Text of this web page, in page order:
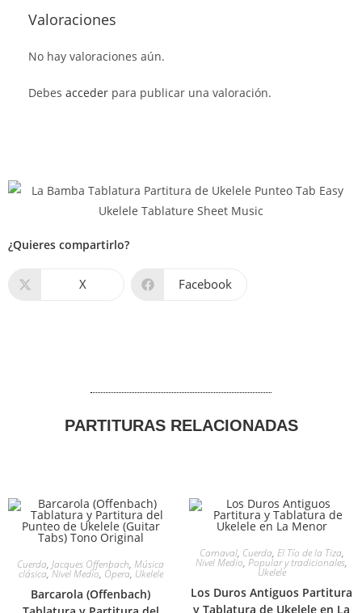
¿Quieres compartirlo?
X Facebook
Valoraciones
No hay valoraciones aún.
Debes acceder para publicar una valoración.
PARTITURAS RELACIONADAS
Cuerda, Jacques Offenbach, Música
clásica,Nivel Medio, Ópera, Ukelele
Barcarola (Offenbach)
Carnaval, Cuerda, El Tío de la Tiza,
Nivel Medio, Popular y tradicionales,
Ukelele
Los Duros Antiguos Partitura
y Tablatura de Ukelele en La